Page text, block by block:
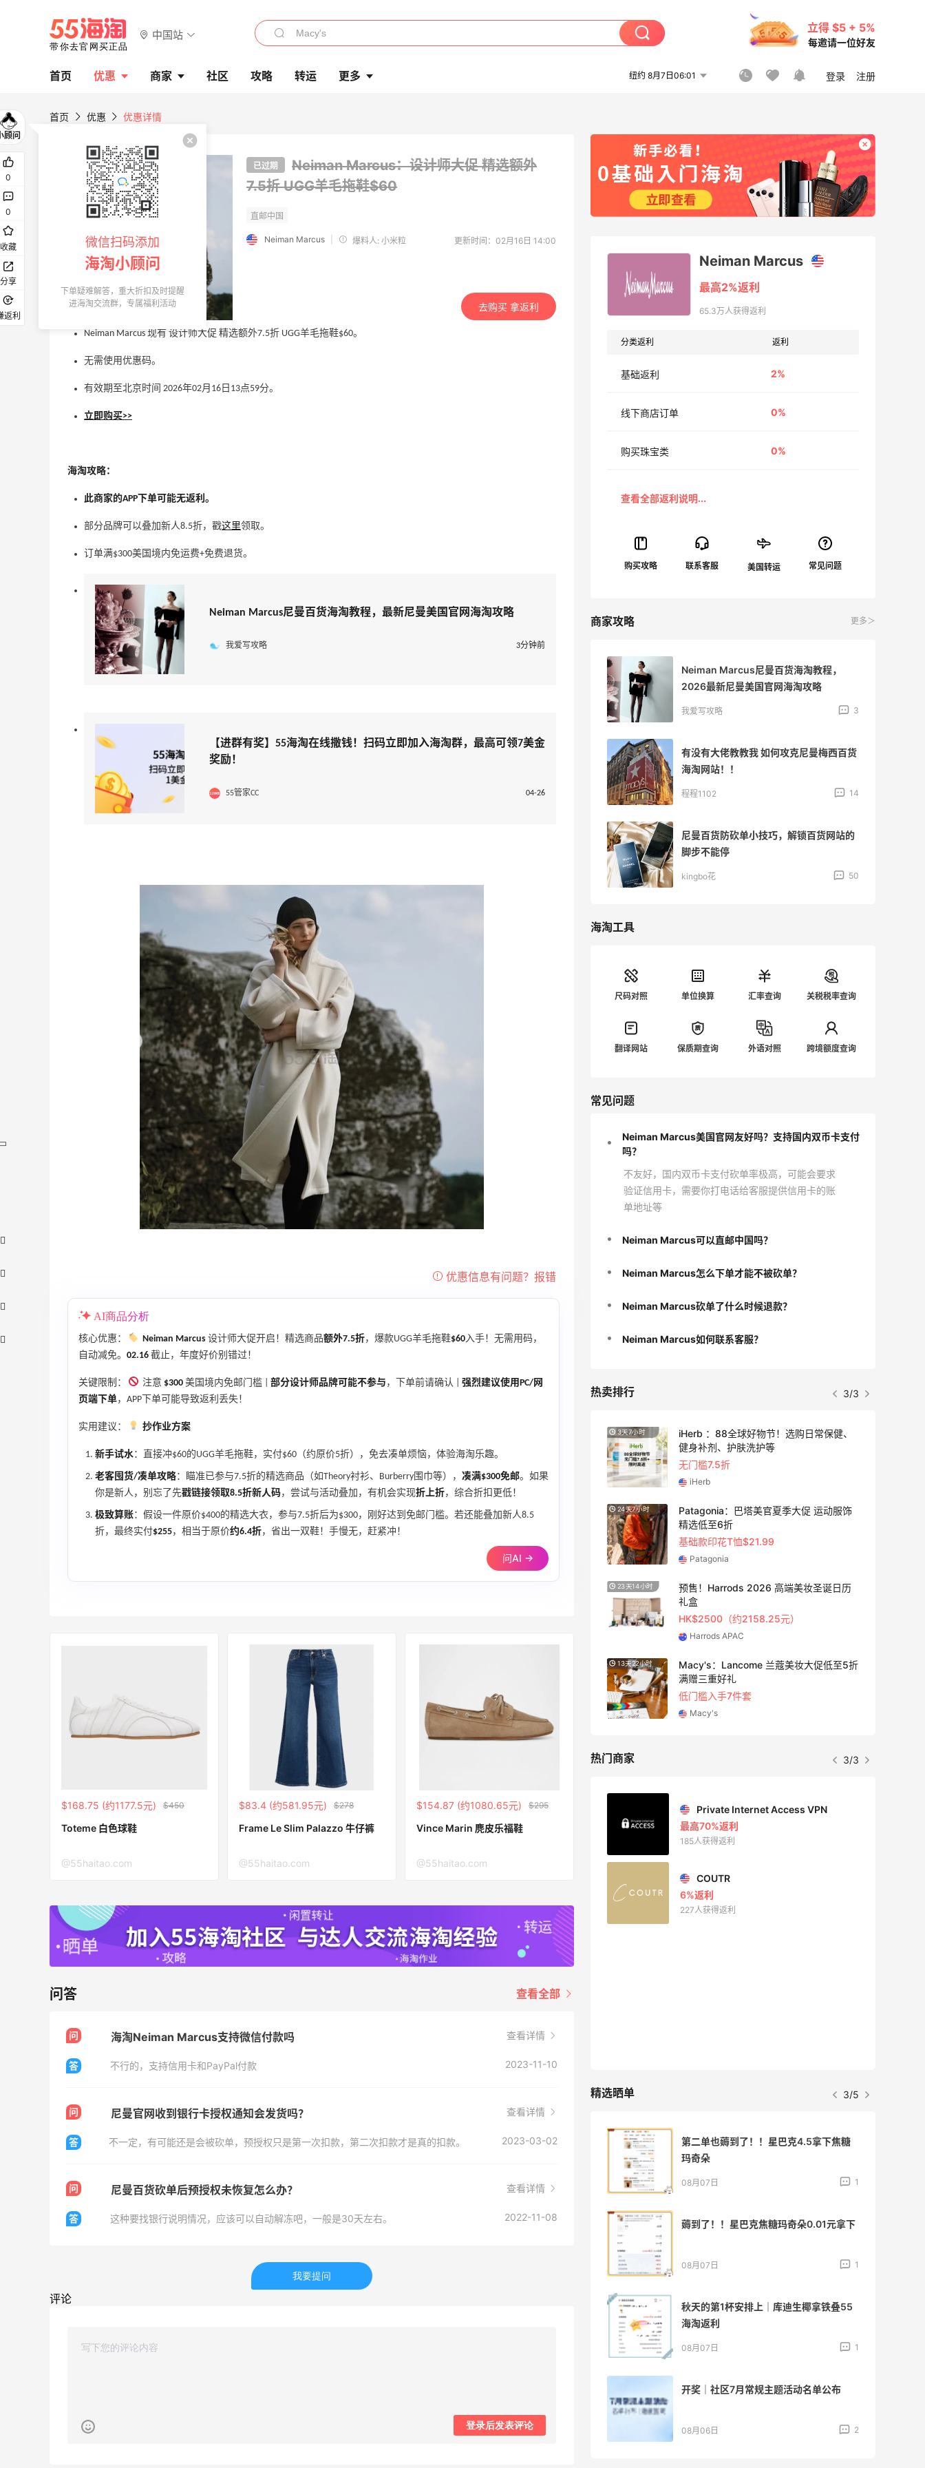
中国站
立得 $5 + 5%
每邀请一位好友
首页 优惠 商家 社区 攻略 转运 更多 纽约 8月7日06:01 登录 注册
首页 优惠 优惠详情
已过期
Neiman Marcus：设计师大促 精选额外
7.5折UGG羊毛拖鞋$60
Neiman Marcus 爆料人: 小米粒 更新时间：02月16日 14:00
去购买 拿返利
Neiman Marcus 现有 设计师大促 精选额外7.5折 UGG羊毛拖鞋$60。
无需使用优惠码。
有效期至北京时间 2026年02月16日13点59分。
立即购买>>
海淘攻略：
此商家的APP下单可能无返利。
部分品牌可以叠加新人8.5折，戳这里领取。
订单满$300美国境内免运费+免费退货。
Neiman Marcus尼曼百货海淘教程，最新尼曼美国官网海淘攻略
我爱写攻略 3分钟前
【进群有奖】55海淘在线撒钱！扫码立即加入海淘群，最高可领7美金
奖励！
55管家CC 04-26
AI商品分析
核心优惠： Neiman Marcus 设计师大促开启！精选商品额外7.5折，爆款UGG羊毛拖鞋$60入手！无需用码，
自动减免。 02.16 截止，年度好价别错过！
关键限制： 注意 $300 美国境内免邮门槛 | 部分设计师品牌可能不参与 ，下单前请确认 | 强烈建议使用PC/网
页端下单，APP下单可能导致返利丢失！
实用建议： 抄作业方案
新手试水：直接冲$60的UGG羊毛拖鞋，实付$60（约原价5折），免去凑单烦恼，体验海淘乐趣。
老客囤货/凑单攻略：瞄准已参与7.5折的精选商品（如Theory衬衫、Burberry围巾等）， 凑满$300免邮。如果
你是新人，别忘了先戳链接领取8.5折新人码，尝试与活动叠加，有机会实现折上折，综合折扣更低！
极致算账：假设一件原价$400的精选大衣，参与7.5折后为$300，刚好达到免邮门槛。若还能叠加新人8.5
折，最终实付$255，相当于原价约6.4折，省出一双鞋！手慢无，赶紧冲！
问AI →
$168.75 (约1177.5元) $450
Toteme 白色球鞋
@55haitao.com
$83.4 (约581.95元) $278
Frame Le Slim Palazzo 牛仔裤
@55haitao.com
$154.87 (约1080.65元) $295
Vince Marin 麂皮乐福鞋
@55haitao.com
问答 查看全部
问 海淘Neiman Marcus支持微信付款吗 查看详情
答 不行的，支持信用卡和PayPal付款 2023-11-10
问 尼曼官网收到银行卡授权通知会发货吗？ 查看详情
答 不一定，有可能还是会被砍单，预授权只是第一次扣款，第二次扣款才是真的扣款。 2023-03-02
问 尼曼百货砍单后预授权未恢复怎么办？ 查看详情
答 这种要找银行说明情况，应该可以自动解冻吧，一般是30天左右。 2022-11-08
我要提问
评论
登录后发表评论
Neiman Marcus
最高2%返利
65.3万人获得返利
分类返利 返利
基础返利 2%
线下商店订单 0%
购买珠宝类 0%
美国转运
商家攻略 更多＞
有没有大佬教教我 如何攻克尼曼梅西百货
Neiman Marcus尼曼百货海淘教程，
2026最新尼曼美国官网海淘攻略
我爱写攻略 3
有没有大佬教教我 如何攻克尼曼梅西百货
海淘网站！！
程程1102 14
尼曼百货防砍单小技巧，解锁百货网站的
脚步不能停
kingbo花 50
海淘工具
尺码对照 单位换算 汇率查询 关税税率查询
翻译网站 保质期查询 外语对照 跨境额度查询
常见问题
Neiman Marcus美国官网友好吗？支持国内双币卡支付
吗？
不友好，国内双币卡支付砍单率极高，可能会要求
验证信用卡，需要你打电话给客服提供信用卡的账
单地址等
Neiman Marcus可以直邮中国吗？
Neiman Marcus怎么下单才能不被砍单？
Neiman Marcus砍单了什么时候退款？
Neiman Marcus如何联系客服？
热卖排行 3/3
【55专享】Bobbi Brown 美网：美妆礼
遇！满$150立省$50
Bobbi Brown
Bloomingdales：时尚热卖！入手珑骧、
Tory Burch、拉夫劳伦等
低至6折
Columbia Sportswear
Prada、TF 等
Bloomingdales
3天7小时
【55专享】Base Blu：时尚上新热卖 关注
PRADA、LOEWE、加拿大鹅等
10天13小时
Mytheresa
3天7小时
iHerb ：88全球好物节！选购日常保健、
健身补剂、护肤洗护等
无门槛7.5折
iHerb
24天7小时
Patagonia：巴塔美官夏季大促 运动服饰
精选低至6折
基础款印花T恤$21.99
Patagonia
23天14小时
预售！Harrods 2026 高端美妆圣诞日历
礼盒
HK$2500（约2158.25元）
Harrods APAC
13天22小时
Macy's：Lancome 兰蔻美妆大促低至5折
满赠三重好礼
低门槛入手7件套
Macy's
热门商家 3/3
Mac Duggal
最高2%返利
54人获得返利
Eileen Fisher
最高2%返利
最高3%返利
ERGO Baby
4%返利
TIMEBEAM (US)
最高10%返利
Private Internet Access VPN
最高70%返利
185人获得返利
COUTR
6%返利
227人获得返利
精选晒单 3/5
羊毛薅的实在有点多～积攒的最后一篇羊
08月07日
除了面膜，我还薅到面霜、粉底液、润肤
1
08月07日
Origins悦木之源美网海淘攻略，Origins
哈哈，这杯霸王茶姬买得真划算！
第二单也薅到了！！星巴克4.5拿下焦糖
玛奇朵
08月07日 1
薅到了！！星巴克焦糖玛奇朵0.01元拿下
08月07日 1
秋天的第1杯安排上｜库迪生椰拿铁叠55
海淘返利
08月07日 1
开奖｜社区7月常规主题活动名单公布
08月06日 2
0
0
收藏
分享
返利
微信扫码添加
海淘小顾问
下单疑难解答，重大折扣及时提醒
进海淘交流群，专属福利活动